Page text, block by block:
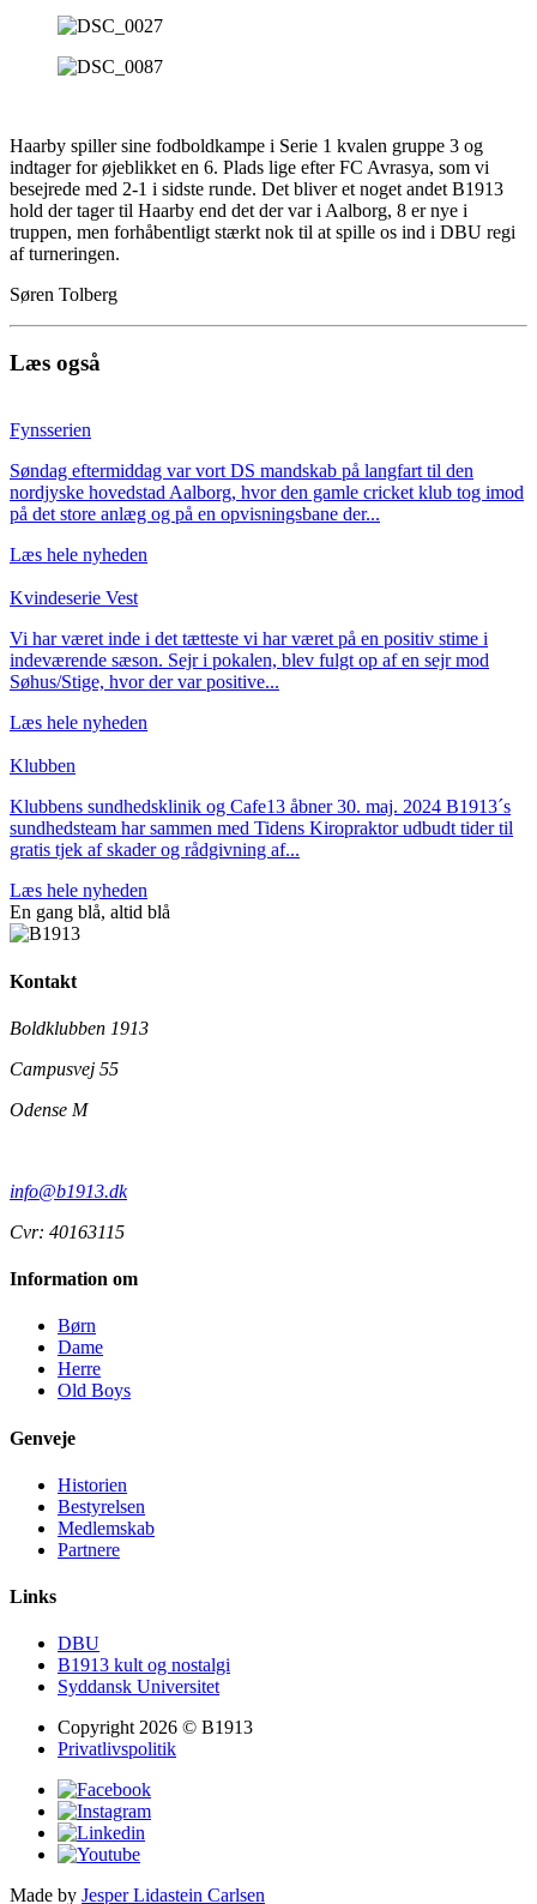
Haarby spiller sine fodboldkampe i Serie 1 kvalen gruppe 3 og
indtager for øjeblikket en 6. Plads lige efter FC Avrasya, som vi
besejrede med 2-1 i sidste runde. Det bliver et noget andet B1913
hold der tager til Haarby end det der var i Aalborg, 8 er nye i
truppen, men forhåbentligt stærkt nok til at spille os ind i DBU regi
af turneringen.
Søren Tolberg
Læs også
Fynsserien
Søndag eftermiddag var vort DS mandskab på langfart til den
nordjyske hovedstad Aalborg, hvor den gamle cricket klub tog imod
på det store anlæg og på en opvisningsbane der...
Læs hele nyheden
Kvindeserie Vest
Vi har været inde i det tætteste vi har været på en positiv stime i
indeværende sæson. Sejr i pokalen, blev fulgt op af en sejr mod
Søhus/Stige, hvor der var positive...
Læs hele nyheden
Klubben
Klubbens sundhedsklinik og Cafe13 åbner 30. maj. 2024 B1913´s
sundhedsteam har sammen med Tidens Kiropraktor udbudt tider til
gratis tjek af skader og rådgivning af...
Læs hele nyheden
En gang blå, altid blå
Kontakt
Boldklubben 1913
Campusvej 55
Odense M
info@b1913.dk
Cvr: 40163115
Information om
Børn
Dame
Herre
Old Boys
Genveje
Historien
Bestyrelsen
Medlemskab
Partnere
Links
DBU
B1913 kult og nostalgi
Syddansk Universitet
Copyright 2026 © B1913
Privatlivspolitik
Made by Jesper Lidastein Carlsen